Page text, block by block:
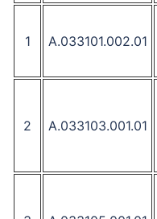
1 A.033101.002.01
2 A.033103.001.01